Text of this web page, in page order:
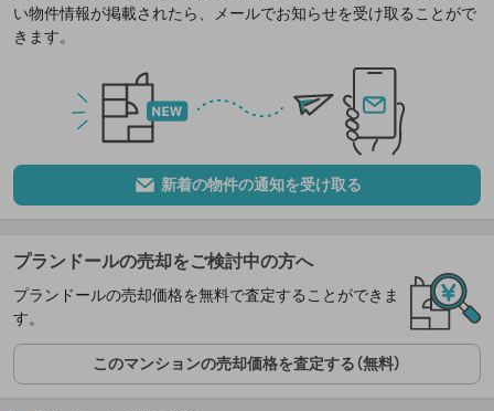
い物件情報が掲載されたら、メールでお知らせを受け取ることがで
きます。
新着の物件の通知を受け取る
プランドールの売却をご検討中の方へ
プランドールの売却価格を無料で査定することができま
す。
このマンションの売却価格を査定する（無料）